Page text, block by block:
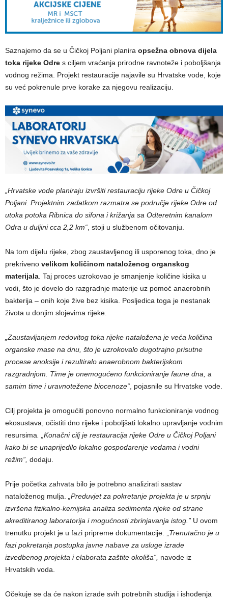
Saznajemo da se u Čičkoj Poljani planira opsežna obnova dijela
toka rijeke Odre s ciljem vraćanja prirodne ravnoteže i poboljšanja
vodnog režima. Projekt restauracije najavile su Hrvatske vode, koje
su već pokrenule prve korake za njegovu realizaciju.
„Hrvatske vode planiraju izvršiti restauraciju rijeke Odre u Čičkoj
Poljani. Projektnim zadatkom razmatra se područje rijeke Odre od
utoka potoka Ribnica do sifona i križanja sa Odteretnim kanalom
Odra u duljini cca 2,2 km“ , stoji u službenom očitovanju.
Na tom dijelu rijeke, zbog zaustavljenog ili usporenog toka, dno je
prekriveno velikom količinom nataloženog organskog
materijala . Taj proces uzrokovao je smanjenje količine kisika u
vodi, što je dovelo do razgradnje materije uz pomoć anaerobnih
bakterija – onih koje žive bez kisika. Posljedica toga je nestanak
života u donjim slojevima rijeke.
„Zaustavljanjem redovitog toka rijeke nataložena je veća količina
organske mase na dnu, što je uzrokovalo dugotrajno prisutne
procese anoksije i rezultiralo anaerobnom bakterijskom
razgradnjom. Time je onemogućeno funkcioniranje faune dna, a
samim time i uravnotežene biocenoze“ , pojasnile su Hrvatske vode.
Cilj projekta je omogućiti ponovno normalno funkcioniranje vodnog
ekosustava, očistiti dno rijeke i poboljšati lokalno upravljanje vodnim
resursima . „Konačni cilj je restauracija rijeke Odre u Čičkoj Poljani
kako bi se unaprijedilo lokalno gospodarenje vodama i vodni
režim”, dodaju.
Prije početka zahvata bilo je potrebno analizirati sastav
nataloženog mulja.
„Preduvjet za pokretanje projekta je u srpnju
izvršena fizikalno-kemijska analiza sedimenta rijeke od strane
akreditiranog laboratorija i mogućnosti zbrinjavanja istog.” U ovom
trenutku projekt je u fazi pripreme dokumentacije. „ Trenutačno je u
fazi pokretanja postupka javne nabave za usluge izrade
izvedbenog projekta i elaborata zaštite okoliša“, navode iz
Hrvatskih voda.
Očekuje se da će nakon izrade svih potrebnih studija i ishođenja